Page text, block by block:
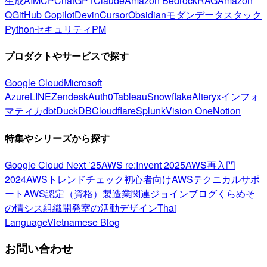
QGitHub CopilotDevinCursorObsidianモダンデータスタック
PythonセキュリティPM
プロダクトやサービスで探す
Google CloudMicrosoft
AzureLINEZendeskAuth0TableauSnowflakeAlteryxインフォ
マティカdbtDuckDBCloudflareSplunkVision OneNotion
特集やシリーズから探す
Google Cloud Next ’25AWS re:Invent 2025AWS再入門
2024AWSトレンドチェック初心者向けAWSテクニカルサポ
ートAWS認定（資格） 製造業関連ジョインブログくらめそ
の情シス組織開発室の活動デザインThai
LanguageVietnamese Blog
お問い合わせ